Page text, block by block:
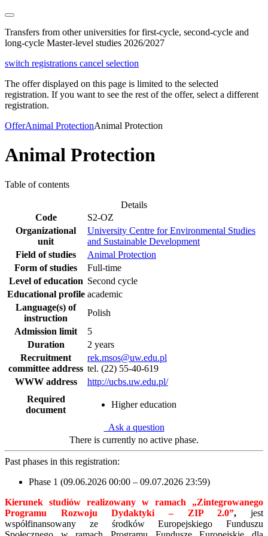
Transfers from other universities for first-cycle, second-cycle and
long-cycle Master-level studies 2026/2027
switch registrations cancel selection
The offer displayed on this page is limited to the selected
registration. If you want to see the rest of the offer, select a different
registration.
OfferAnimal ProtectionAnimal Protection
Animal Protection
Table of contents
Details
Code
S2-OZ
Organizational
unit
University Centre for Environmental Studies
and Sustainable Development
Field of studies
Animal Protection
Form of studies
Full-time
Level of education Second cycle
Educational profile academic
Language(s) of
instruction
Polish
Admission limit
5
Duration
2 years
Recruitment
committee address
rek.msos@uw.edu.pl
tel. (22) 55-40-619
WWW address
http://ucbs.uw.edu.pl/
Required
document
Higher education
Ask a question
There is currently no active phase.
Past phases in this registration:
Phase 1 (09.06.2026 00:00 – 09.07.2026 23:59)
Kierunek studiów realizowany w ramach „Zintegrowanego
Programu Rozwoju Dydaktyki – ZIP 2.0”, jest
współfinansowany ze środków Europejskiego Funduszu